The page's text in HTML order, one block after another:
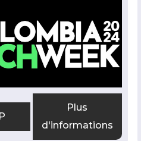
Plus
d'informations